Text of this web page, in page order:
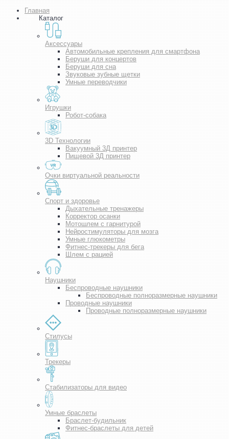
Главная
Каталог
Аксессуары
Автомобильные крепления для смартфона
Беруши для концертов
Беруши для сна
Звуковые зубные щетки
Умные переводчики
Игрушки
Робот-собака
3D Технологии
Вакуумный 3Д принтер
Пищевой 3Д принтер
Очки виртуальной реальности
Спорт и здоровье
Дыхательные тренажеры
Корректор осанки
Мотошлем с гарнитурой
Нейростимуляторы для мозга
Умные глюкометры
Фитнес-трекеры для бега
Шлем с рацией
Наушники
Беспроводные наушники
Беспроводные полноразмерные наушники
Проводные наушники
Проводные полноразмерные наушники
Стилусы
Трекеры
Стабилизаторы для видео
Умные браслеты
Браслет-будильник
Фитнес-браслеты для детей